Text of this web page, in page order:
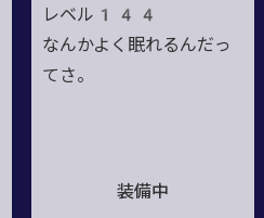
レベル144
なんかよく眠れるんだっ
てさ。
装備中